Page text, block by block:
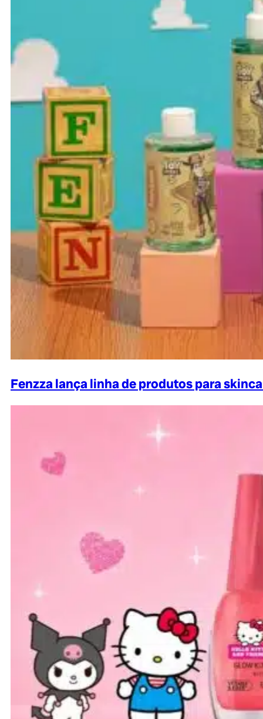
Fenzza lança linha de produtos para